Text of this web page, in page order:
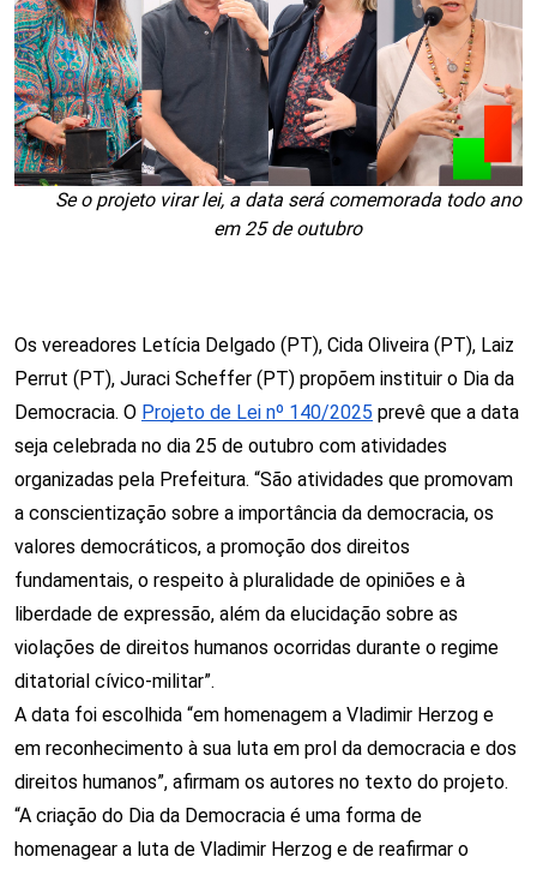
Se o projeto virar lei, a data será comemorada todo ano
em 25 de outubro
Os vereadores Letícia Delgado (PT), Cida Oliveira (PT), Laiz
Perrut (PT), Juraci Scheffer (PT) propõem instituir o Dia da
Democracia. O Projeto de Lei nº 140/2025 prevê que a data
seja celebrada no dia 25 de outubro com atividades
organizadas pela Prefeitura. “São atividades que promovam
a conscientização sobre a importância da democracia, os
valores democráticos, a promoção dos direitos
fundamentais, o respeito à pluralidade de opiniões e à
liberdade de expressão, além da elucidação sobre as
violações de direitos humanos ocorridas durante o regime
ditatorial cívico-militar”.
A data foi escolhida “em homenagem a Vladimir Herzog e
em reconhecimento à sua luta em prol da democracia e dos
direitos humanos”, afirmam os autores no texto do projeto.
“A criação do Dia da Democracia é uma forma de
homenagear a luta de Vladimir Herzog e de reafirmar o